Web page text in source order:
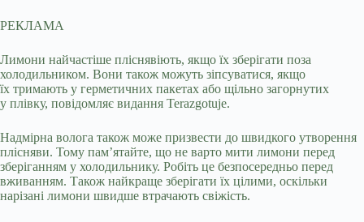
РЕКЛАМА
Лимони найчастіше пліснявіють, якщо їх зберігати поза
холодильником. Вони також можуть зіпсуватися, якщо
їх тримають у герметичних пакетах або щільно загорнутих
у плівку, повідомляє видання Terazgotuje.
Надмірна волога також може призвести до швидкого утворення
плісняви. Тому пам’ятайте, що не варто мити лимони перед
зберіганням у холодильнику. Робіть це безпосередньо перед
вживанням. Також найкраще зберігати їх цілими, оскільки
нарізані лимони швидше втрачають свіжість.